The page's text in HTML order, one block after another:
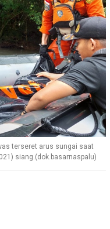
terseret arus sungai saat
siang.(dok.basarnaspalu)